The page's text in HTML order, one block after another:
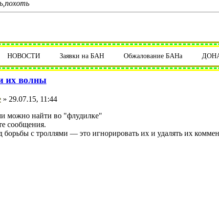
НОВОСТИ Заявки на БАН Обжалование БАНа
их волны
» 29.07.15, 11:44
можно найти во "флудилке"
сообщения.
с троллями — это игнорировать их и удалять их